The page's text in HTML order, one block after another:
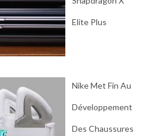
Elite Plus
Nike Met Fin Au
Développement
Des Chaussures